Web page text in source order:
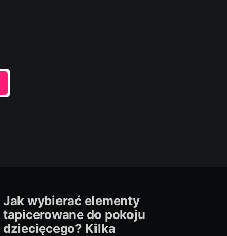
Jak wybierać elementy
tapicerowane do pokoju
dziecięcego? Kilka